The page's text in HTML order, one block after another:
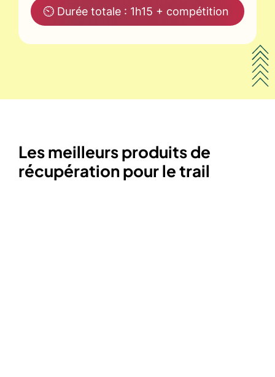
⏲ Durée totale : 1h15 + compétition
Les meilleurs produits de
récupération pour le trail